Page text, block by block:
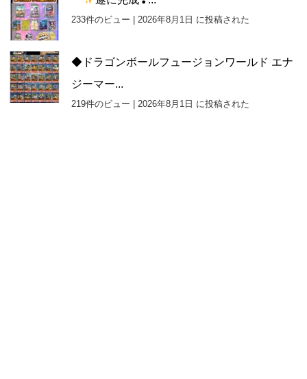
233件のビュー 2026年8月1日 に投稿された
◆ドラゴンボールフュージョンワールド エナ
ジーマー...
219件のビュー 2026年8月1日 に投稿された